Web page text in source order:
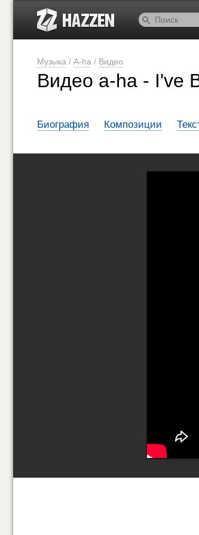
Музыка / A-ha / Видео
Видео a-ha - I've
Биография Композиции